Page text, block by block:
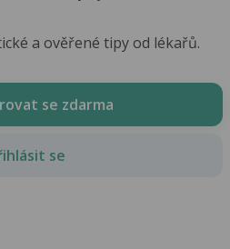
a ověřené tipy od lékařů.
se zdarma
se